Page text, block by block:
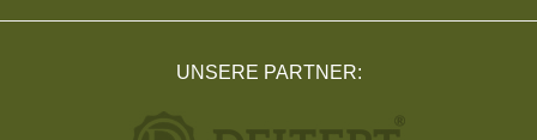
UNSERE PARTNER: